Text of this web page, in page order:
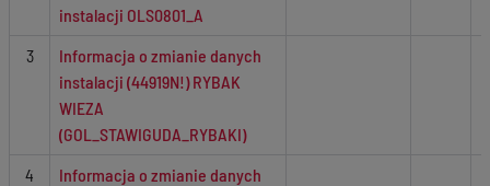
instalacji OLS0801_A
3
Informacja o zmianie danych
instalacji (44919N!) RYBAK
WIEZA
(GOL_STAWIGUDA_RYBAKI)
4
Informacja o zmianie danych